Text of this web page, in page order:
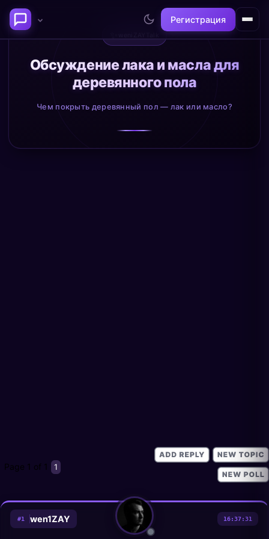
Регистрация
Последние темы
Философия сознания:
где граница между "я" и
Нейронаука и
реальность
Обсуждение лака и масла для
деревянного пола
Чем покрыть деревянный пол — лак или масло?
Page 1 of 1 1
#1 wen1ZAY 16:37:31